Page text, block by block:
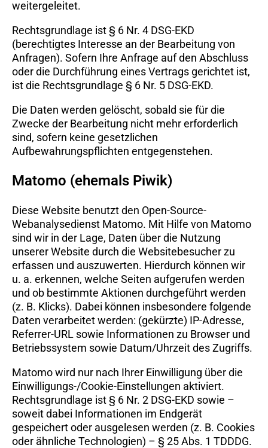
weitergeleitet.
Rechtsgrundlage ist § 6 Nr. 4 DSG-EKD
(berechtigtes Interesse an der Bearbeitung von
Anfragen). Sofern Ihre Anfrage auf den Abschluss
oder die Durchführung eines Vertrags gerichtet ist,
ist die Rechtsgrundlage § 6 Nr. 5 DSG-EKD.
Die Daten werden gelöscht, sobald sie für die
Zwecke der Bearbeitung nicht mehr erforderlich
sind, sofern keine gesetzlichen
Aufbewahrungspflichten entgegenstehen.
Matomo (ehemals Piwik)
Diese Website benutzt den Open-Source-
Webanalysedienst Matomo. Mit Hilfe von Matomo
sind wir in der Lage, Daten über die Nutzung
unserer Website durch die Websitebesucher zu
erfassen und auszuwerten. Hierdurch können wir
u. a. erkennen, welche Seiten aufgerufen werden
und ob bestimmte Aktionen durchgeführt werden
(z. B. Klicks). Dabei können insbesondere folgende
Daten verarbeitet werden: (gekürzte) IP-Adresse,
Referrer-URL sowie Informationen zu Browser und
Betriebssystem sowie Datum/Uhrzeit des Zugriffs.
Matomo wird nur nach Ihrer Einwilligung über die
Einwilligungs-/Cookie-Einstellungen aktiviert.
Rechtsgrundlage ist § 6 Nr. 2 DSG-EKD sowie –
soweit dabei Informationen im Endgerät
gespeichert oder ausgelesen werden (z. B. Cookies
oder ähnliche Technologien) – § 25 Abs. 1 TDDDG.